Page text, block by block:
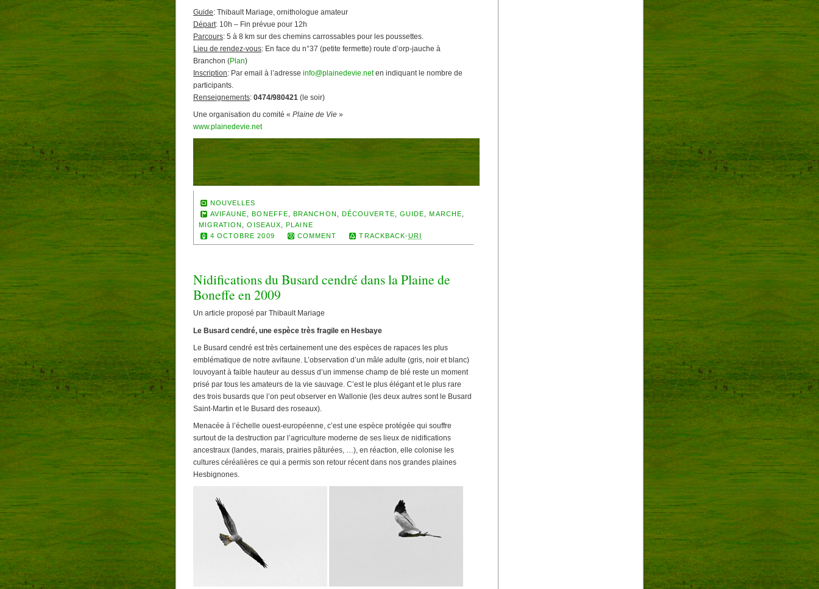
Guide: Thibault Mariage, ornithologue amateur
Départ: 10h – Fin prévue pour 12h
Parcours: 5 à 8 km sur des chemins carrossables pour les poussettes.
Lieu de rendez-vous: En face du n°37 (petite fermette) route d’orp-jauche à
Branchon (Plan)
Inscription: Par email à l’adresse info@plainedevie.neten indiquant le nombre de
participants.
Renseignements: 0474/980421 (le soir)
Une organisation du comité « Plaine de Vie »
www.plainedevie.net
NOUVELLES
AVIFAUNE ,BONEFFE ,BRANCHON DÉCOUVERTE GUIDE ,MARCHE
MIGRATION
,OISEAUX ,PLAINE
4 OCTOBRE 2009
COMMENT TRACKBACK-URI
Nidifications du Busard cendré dans la Plaine de
Boneffe en 2009
Un article proposé par Thibault Mariage
Le Busard cendré, une espèce très fragile en Hesbaye
Le Busard cendré est très certainement une des espèces de rapaces les plus
emblématique de notre avifaune. L’observation d’un mâle adulte (gris, noir et blanc)
louvoyant à faible hauteur au dessus d’un immense champ de blé reste un moment
prisé par tous les amateurs de la vie sauvage. C’est le plus élégant et le plus rare
des trois busards que l’on peut observer en Wallonie (les deux autres sont le Busard
Saint-Martin et le Busard des roseaux).
Menacée à l’échelle ouest-européenne, c’est une espèce protégée qui souffre
surtout de la destruction par l’agriculture moderne de ses lieux de nidifications
ancestraux (landes, marais, prairies pâturées, …), en réaction, elle colonise les
cultures céréalières ce qui a permis son retour récent dans nos grandes plaines
Hesbignones.